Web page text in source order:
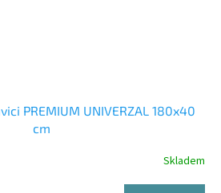
PREMIUM UNIVERZAL 180x40
cm
Skladem